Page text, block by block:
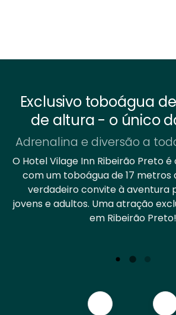
Exclusivo toboágua
de altura - o único
Adrenalina e diversão a
O Hotel Vilage Inn Ribeirão Preto
com um toboágua de 17
verdadeiro convite à aventura
jovens e adultos. Uma atração
em Ribeirão Preto!